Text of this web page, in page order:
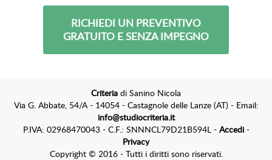
RICHIEDI UN PREVENTIVO
GRATUITO E SENZA IMPEGNO
Criteria di Sanino Nicola
Via G. Abbate, 54/A - 14054 - Castagnole delle Lanze (AT) - Email:
info@studiocriteria.it
P.IVA: 02968470043 - C.F.: SNNNCL79D21B594L - Accedi-
Privacy
Copyright © 2016 - Tutti i diritti sono riservati.